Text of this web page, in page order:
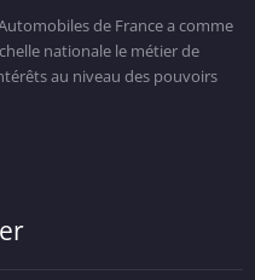
de France a comme
nationale le métier de
au niveau des pouvoirs